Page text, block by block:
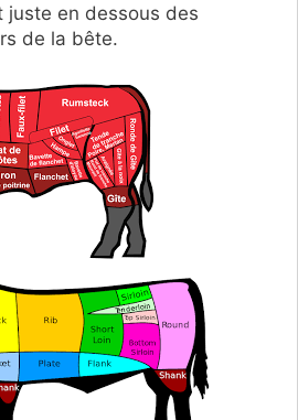
juste en dessous des
de la bête.